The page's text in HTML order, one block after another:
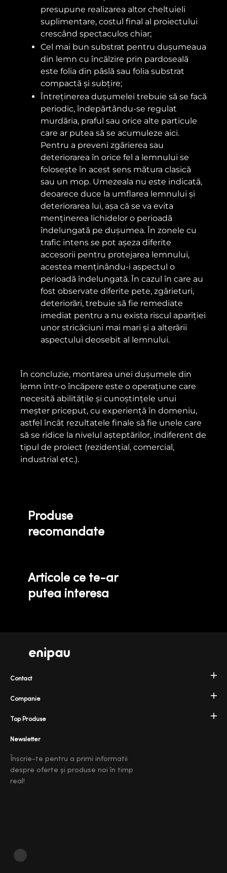
presupune realizarea altor cheltuieli
suplimentare, costul final al proiectului
crescând spectaculos chiar;
Cel mai bun substrat pentru dușumeaua
din lemn cu încălzire prin pardoseală
este folia din pâslă sau folia substrat
compactă și subțire;
Întreținerea dușumelei trebuie să se facă
periodic, îndepărtându-se regulat
murdăria, praful sau orice alte particule
care ar putea să se acumuleze aici.
Pentru a preveni zgârierea sau
deteriorarea în orice fel a lemnului se
folosește în acest sens mătura clasică
sau un mop. Umezeala nu este indicată,
deoarece duce la umflarea lemnului și
deteriorarea lui, așa că se va evita
menținerea lichidelor o perioadă
îndelungată pe dușumea. În zonele cu
trafic intens se pot așeza diferite
accesorii pentru protejarea lemnului,
acestea menținându-i aspectul o
perioadă îndelungată. În cazul în care au
fost observate diferite pete, zgârieturi,
deteriorări, trebuie să fie remediate
imediat pentru a nu exista riscul apariției
unor stricăciuni mai mari și a alterării
aspectului deosebit al lemnului.
În concluzie, montarea unei dușumele din
lemn într-o încăpere este o operațiune care
necesită abilitățile și cunoștințele unui
meșter priceput, cu experiență în domeniu,
astfel încât rezultatele finale să fie unele care
să se ridice la nivelul așteptărilor, indiferent de
tipul de proiect (rezidențial, comercial,
industrial etc.).
Produse
recomandate
Articole ce te-ar
putea interesa
Companie
Top Produse
Contact
Newsletter
Înscrie-te pentru a primi informatii
despre oferte și produse noi în timp
real!